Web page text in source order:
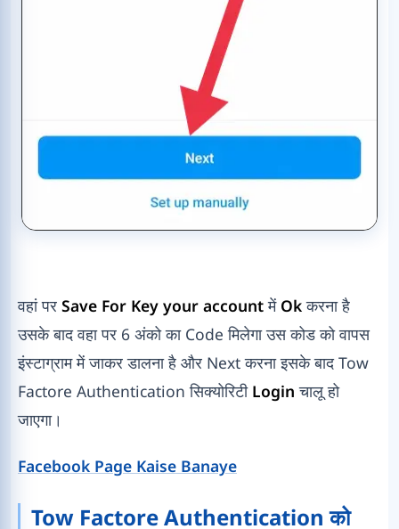
वहां पर Save For Key your accountमें Okकरना है
उसके बाद वहा पर 6 अंको का Code मिलेगा उस कोड को वापस
इंस्टाग्राम में जाकर डालना है और Next करना इसके बाद Tow
Factore Authentication सिक्योरिटी Loginचालू हो
जाएगा।
Facebook Page Kaise Banaye
Tow Factore Authentication को